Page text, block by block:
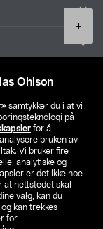
Ohlson
samtykker du i at vi
på
for å
bruken av
Vi bruker fire
analytiske og
er det ikke noe
at nettstedet skal
valg, kan du
kan trekkes
for
+